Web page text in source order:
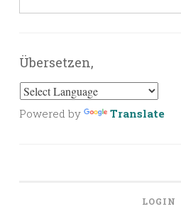
Übersetzen,
Powered by Translate
LOGIN